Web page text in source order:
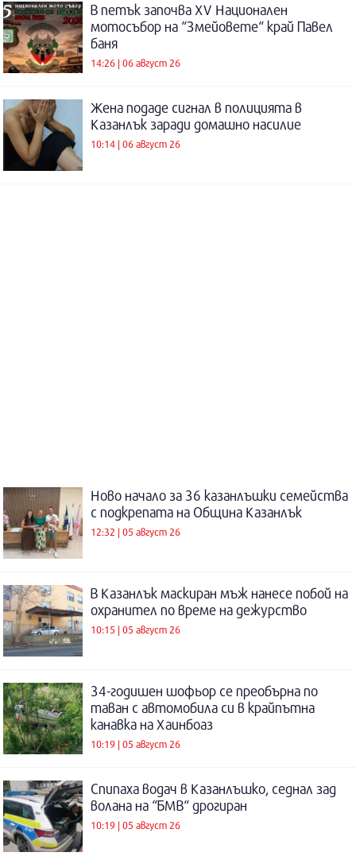
В петък започва XV Национален
мотосъбор на “Змейовете“ край Павел
баня
14:26 | 06 август 26
Жена подаде сигнал в полицията в
Казанлък заради домашно насилие
10:14 | 06 август 26
Ново начало за 36 казанлъшки семейства
с подкрепата на Община Казанлък
12:32 | 05 август 26
В Казанлък маскиран мъж нанесе побой на
охранител по време на дежурство
10:15 | 05 август 26
34-годишен шофьор се преобърна по
таван с автомобила си в крайпътна
канавка на Хаинбоаз
10:19 | 05 август 26
Спипаха водач в Казанлъшко, седнал зад
волана на “БМВ“ дрогиран
10:19 | 05 август 26